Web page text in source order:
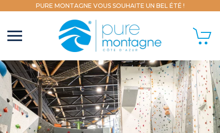
PURE MONTAGNE VOUS SOUHAITE UN BEL ÉTÉ !